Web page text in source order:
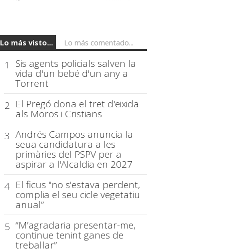
Lo más visto... Lo más comentado...
1 Sis agents policials salven la
vida d'un bebé d'un any a
Torrent
2 El Pregó dona el tret d'eixida
als Moros i Cristians
3 Andrés Campos anuncia la
seua candidatura a les
primàries del PSPV per a
aspirar a l'Alcaldia en 2027
4 El ficus "no s'estava perdent,
complia el seu cicle vegetatiu
anual”
5 “M’agradaria presentar-me,
continue tenint ganes de
treballar”